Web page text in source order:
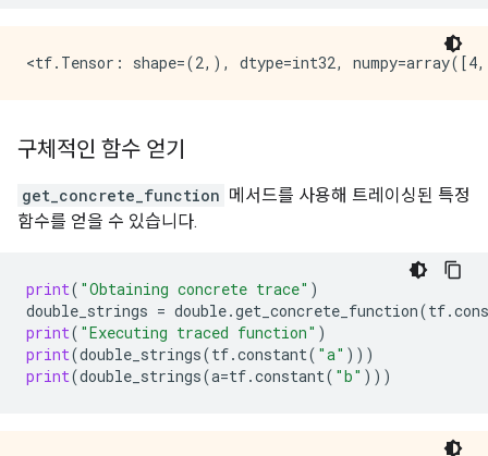
구체적인 함수 얻기
get_concrete_function 메서드를 사용해 트레이싱된 특정
함수를 얻을 수 있습니다.
print( "Obtaining concrete trace" )
double_strings = double.get_concrete_function(tf.
print( "Executing traced function" )
print(double_strings(tf.constant( "a" )))
print(double_strings(a=tf.constant( "b" )))